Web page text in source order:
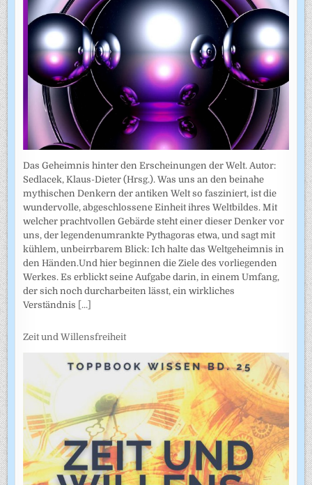
Das Geheimnis hinter den Erscheinungen der Welt. Autor:
Sedlacek, Klaus-Dieter (Hrsg.). Was uns an den beinahe
mythischen Denkern der antiken Welt so fasziniert, ist die
wundervolle, abgeschlossene Einheit ihres Weltbildes. Mit
welcher prachtvollen Gebärde steht einer dieser Denker vor
uns, der legendenumrankte Pythagoras etwa, und sagt mit
kühlem, unbeirrbarem Blick: Ich halte das Weltgeheimnis in
den Händen.Und hier beginnen die Ziele des vorliegenden
Werkes. Es erblickt seine Aufgabe darin, in einem Umfang,
der sich noch durcharbeiten lässt, ein wirkliches
Verständnis [...]
Zeit und Willensfreiheit